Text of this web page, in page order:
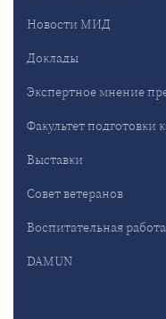
Новости МИД
Доклады
Экспертное мнение
Факультет
Выставки
Совет ветеранов
Воспитательная
DAMUN